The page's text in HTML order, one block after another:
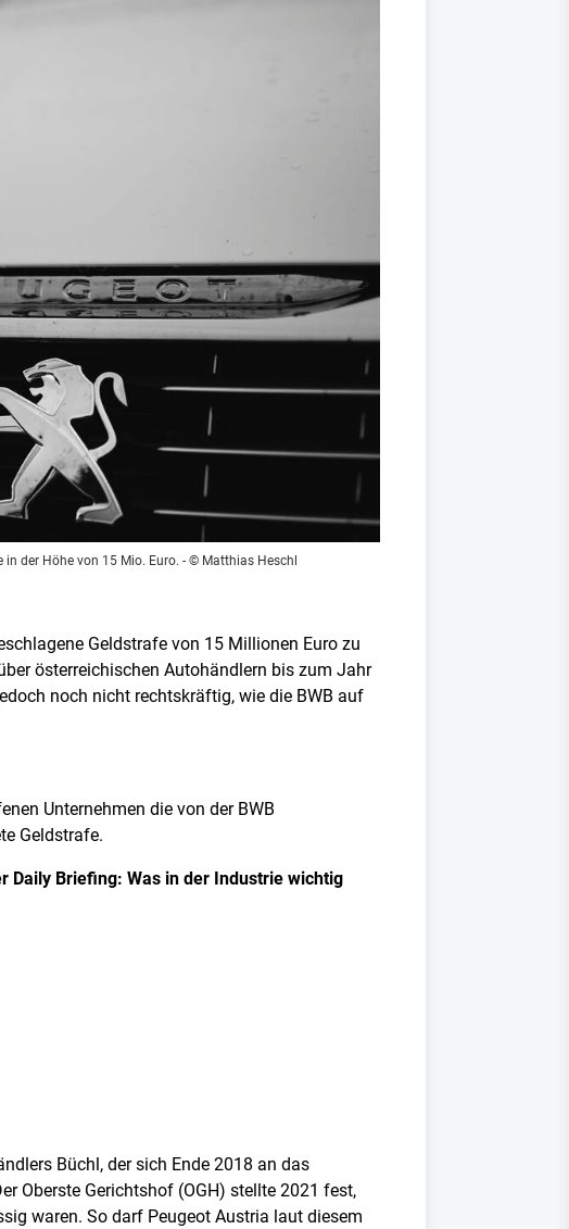
in der Höhe von 15 Mio. Euro. - © Matthias Heschl
Geldstrafe von 15 Millionen Euro zu
österreichischen Autohändlern bis zum Jahr
noch nicht rechtskräftig, wie die BWB auf
Unternehmen die von der BWB
Geldstrafe.
Daily Briefing: Was in der Industrie wichtig
Büchl, der sich Ende 2018 an das
Oberste Gerichtshof (OGH) stellte 2021 fest,
waren. So darf Peugeot Austria laut diesem